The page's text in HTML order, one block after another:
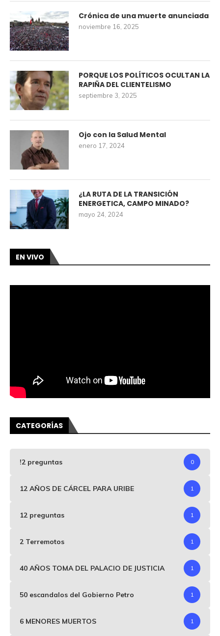
Crónica de una muerte anunciada
noviembre 16, 2025
PORQUE LOS POLÍTICOS OCULTAN LA
RAPIÑA DEL CLIENTELISMO
septiembre 3, 2025
Ojo con la Salud Mental
enero 17, 2024
¿LA RUTA DE LA TRANSICIÓN
ENERGETICA, CAMPO MINADO?
mayo 24, 2024
EN VIVO
CATEGORÍAS
!2 preguntas 0
12 AÑOS DE CÁRCEL PARA URIBE 1
12 preguntas 1
2 Terremotos 1
40 AÑOS TOMA DEL PALACIO DE JUSTICIA 1
50 escandalos del Gobierno Petro 1
6 MENORES MUERTOS 1